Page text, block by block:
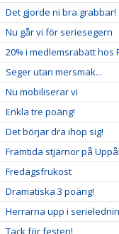
Det gjorde ni bra grabbar!
Nu går vi för seriesegern
20% i medlemsrabatt hos
Seger utan mersmak...
Nu mobiliserar vi
Enkla tre poäng!
Det börjar dra ihop sig!
Framtida stjärnor på
Fredagsfrukost
Dramatiska 3 poäng!
Herrarna upp i
Tack för festen!